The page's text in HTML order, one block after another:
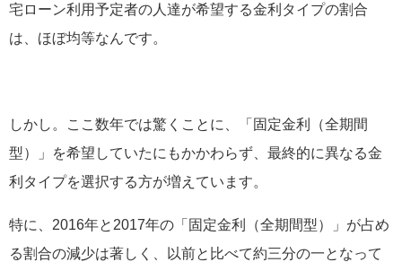
宅ローン利用予定者の人達が希望する金利タイプの割合
は、ほぼ均等なんです。
しかし。ここ数年では驚くことに、「固定金利（全期間
型）」を希望していたにもかかわらず、最終的に異なる金
利タイプを選択する方が増えています。
特に、2016年と2017年の「固定金利（全期間型）」が占め
る割合の減少は著しく、以前と比べて約三分の一となって